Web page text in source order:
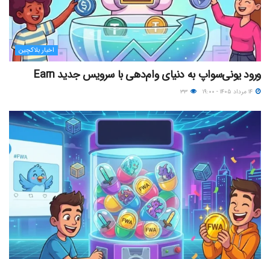
اخبار بلاکچین
ورود یونی‌سواپ به دنیای وام‌دهی با سرویس جدید Earn